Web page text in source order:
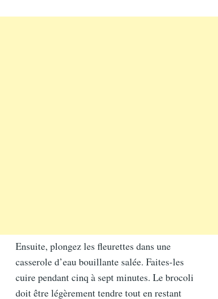
Ensuite, plongez les fleurettes dans une
casserole d’eau bouillante salée. Faites-les
cuire pendant cinq à sept minutes. Le brocoli
doit être légèrement tendre tout en restant